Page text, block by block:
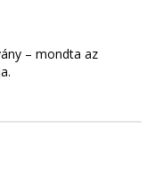
– mondta az